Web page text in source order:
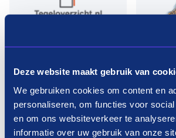
Deze website maakt gebruik van
We gebruiken cookies om content en
personaliseren, om functies voor
en om ons websiteverkeer te
informatie over uw gebruik van onze
Badkamermeubels
termijnen